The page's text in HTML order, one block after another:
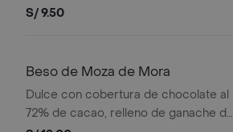
maracuyá y base de galleta.
S/ 9.50
Beso de Moza de Mora
Dulce con cobertura de chocolate al
72% de cacao, relleno de ganache de